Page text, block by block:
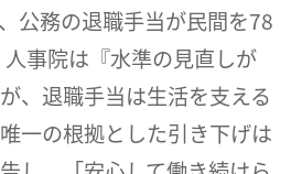
公務の退職手当が民間を78
事院は『水準の見直しが
、退職手当は生活を支える
一の根拠とした引き下げは